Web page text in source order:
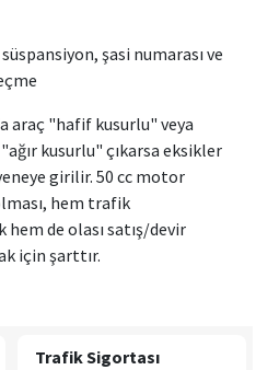
şasi numarası ve
araç "hafif kusurlu" veya
kusurlu" çıkarsa eksikler
girilir. 50 cc motor
hem trafik
de olası satış/devir
için şarttır.
Trafik Sigortası